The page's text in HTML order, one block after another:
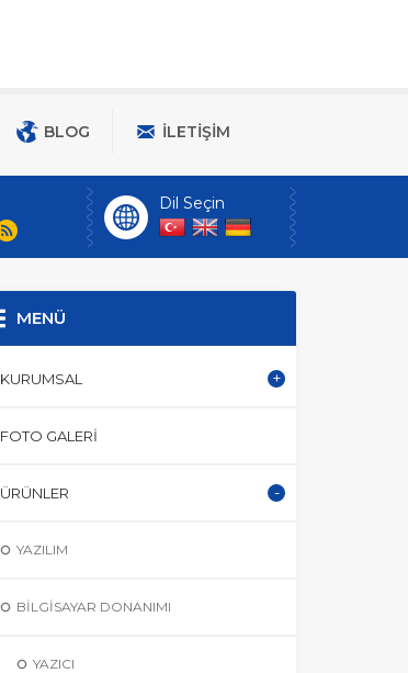
BLOG İLETIŞIM
Dil Seçin
MENÜ
KURUMSAL
FOTO GALERI
ÜRÜNLER
YAZILIM
BILGISAYAR DONANIMI
YAZICI